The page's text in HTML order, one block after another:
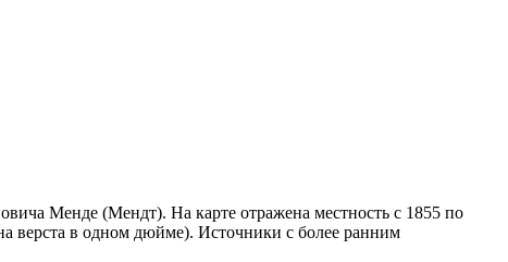
Менде (Мендт). На карте отражена местность с 1855 по
верста в одном дюйме). Источники с более ранним